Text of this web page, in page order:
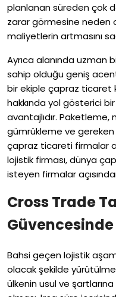
planlanan süreden çok
zarar görmesine neden
maliyetlerin artmasını
Ayrıca alanında uzman
sahip olduğu geniş
bir ekiple çapraz ticaret
hakkında yol gösterici
avantajlıdır.
gümrükleme ve
çapraz ticareti firmalar
lojistik firması, dünya
isteyen firmalar
Cross Trade
Güvencesinde
Bahsi geçen lojistik
olacak şekilde
ülkenin usul ve